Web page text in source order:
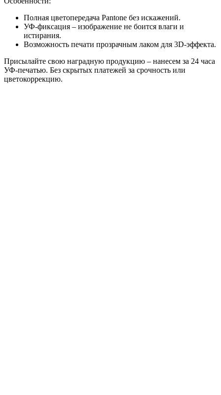
Полная цветопередача Pantone без искажений.
УФ-фиксация – изображение не боится влаги и
истирания.
Возможность печати прозрачным лаком для 3D-эффекта.
Присылайте свою наградную продукцию – нанесем за 24 часа
УФ-печатью. Без скрытых платежей за срочность или
цветокоррекцию.